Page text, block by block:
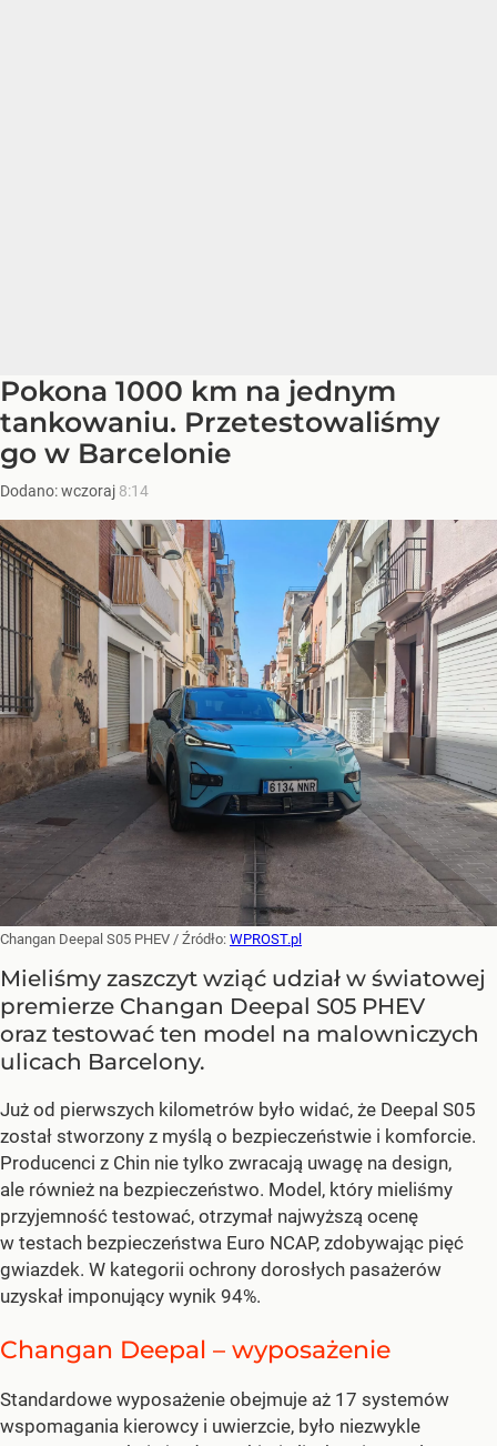
Pokona 1000 km na jednym
tankowaniu. Przetestowaliśmy
go w Barcelonie
Dodano:wczoraj 8:14
Changan Deepal S05 PHEV / Źródło: WPROST.pl
Mieliśmy zaszczyt wziąć udział w światowej
premierze Changan Deepal S05 PHEV
oraz testować ten model na malowniczych
ulicach Barcelony.
Już od pierwszych kilometrów było widać, że Deepal S05
został stworzony z myślą o bezpieczeństwie i komforcie.
Producenci z Chin nie tylko zwracają uwagę na design,
ale również na bezpieczeństwo. Model, który mieliśmy
przyjemność testować, otrzymał najwyższą ocenę
w testach bezpieczeństwa Euro NCAP, zdobywając pięć
gwiazdek. W kategorii ochrony dorosłych pasażerów
uzyskał imponujący wynik 94%.
Changan Deepal – wyposażenie
Standardowe wyposażenie obejmuje aż 17 systemów
wspomagania kierowcy i uwierzcie, było niezwykle